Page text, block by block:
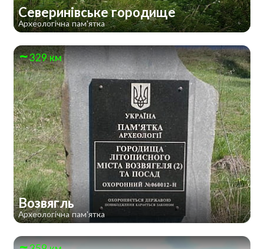
Северинівське городище
Археологічна пам'ятка
329 км
Возвягль
Археологічна пам'ятка